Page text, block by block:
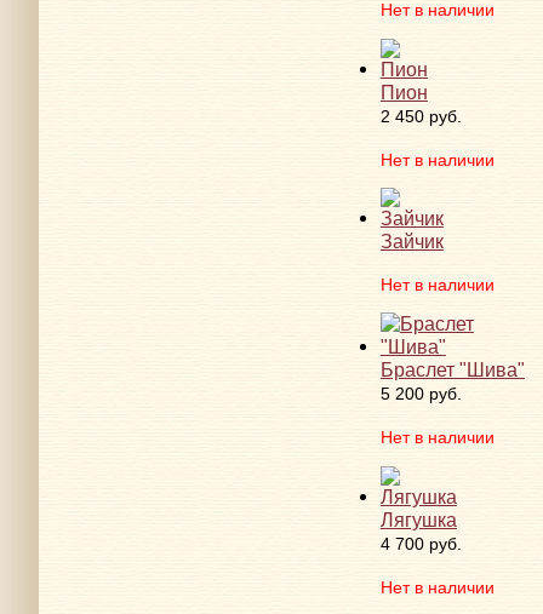
Нет в наличии
Пион
2 450 руб.
Нет в наличии
Зайчик
Нет в наличии
Браслет "Шива"
5 200 руб.
Нет в наличии
Лягушка
4 700 руб.
Нет в наличии